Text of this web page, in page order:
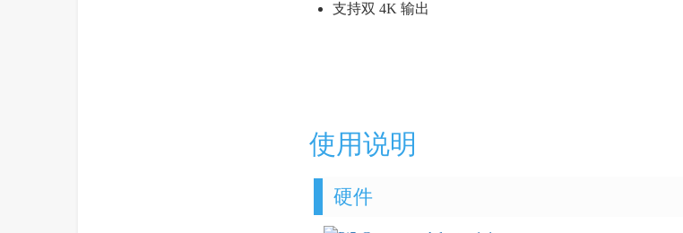
支持双 4K 输出
使用说明
硬件